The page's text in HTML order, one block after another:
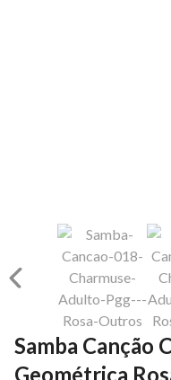
Samba Canção
Geométrica